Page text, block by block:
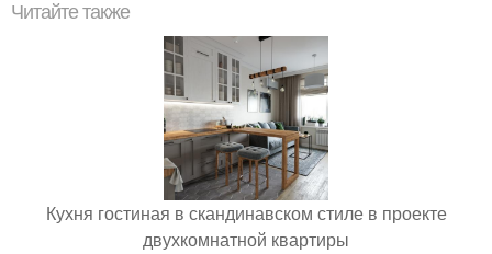
Читайте также
Кухня гостиная в скандинавском стиле в проекте
двухкомнатной квартиры